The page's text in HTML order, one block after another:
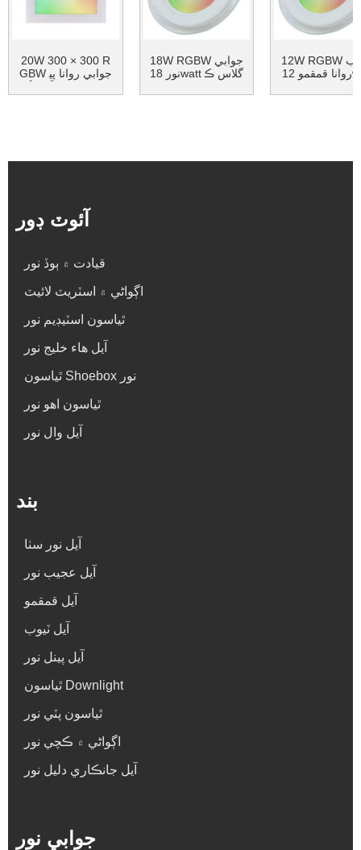
20W 300 × 300 R
GBW جوابي روانا پي
18W RGBW جوابي
نور 18watt گلاس ڪ
12W RGBW عجيب
روانا قمقمو 12watt
آئوٽ ڊور
قيادت ۾ ٻوڏ نور
اڳواڻي ۾ اسٽريٽ لائيٽ
ٿياسون اسٽيڊيم نور
آيل هاء خليج نور
ٿياسون Shoebox نور
ٿياسون اھو نور
آيل وال نور
بند
آيل نور سٺا
آيل عجيب نور
آيل قمقمو
آيل ٽيوب
آيل پينل نور
ٿياسون Downlight
ٿياسون پٽي نور
اڳواڻي ۾ ڪچي نور
آيل جانڪاري دليل نور
جوابي نور